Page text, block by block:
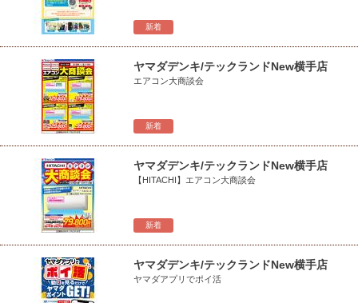
新着
新着
ヤマダデンキ/テックランドNew横手店
エアコン大商談会
新着
ヤマダデンキ/テックランドNew横手店
【HITACHI】エアコン大商談会
ヤマダデンキ/テックランドNew横手店
ヤマダアプリでポイ活